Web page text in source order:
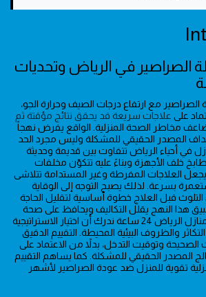
في الرياض وتحديات
مع ارتفاع درجات الصيف وحرارة الجو،
على علاجات سريعة قد يحقق نتائج مؤقتة ثم
مخاطر الصحة المنزلية. الواقع يفرض نهجاً
المصدر الحقيقي للمشكلة وليس مجرد الحد
في أحياء الرياض تتفاوت بين قديمة وحديثة
خلف الأجهزة وبناءً عليه تتكوّن مخلفات
العلاجات المفرطة وغير المستدامة تتلاشى
بسرعة. لذلك يصبح التوجه إلى الوقاية
قبل العلاج خطوة أساسية لتقليل الحاجة
هذا النهج يقلل التكاليف ويحافظ على صحة
السكان.نحن في صيانة منازل الرياض 24 ساعة ندرك أن اختيار الاستراتيجية
والظروف البيئية المحيطة. التقييم الدقيق
الصحيحة وتوقيت التدخل، بدلاً من الاعتماد على
المصدر الحقيقي للمشكلة. كما يساهم التقييم
تقوية للمنزل ضد عودة الصراصير لأشهر